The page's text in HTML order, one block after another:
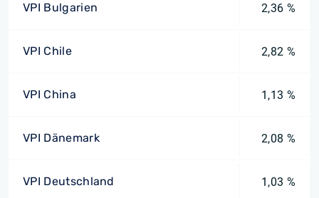
VPI Bulgarien 2,36 %
VPI Chile 2,82 %
VPI China 1,13 %
VPI Dänemark 2,08 %
VPI Deutschland 1,03 %